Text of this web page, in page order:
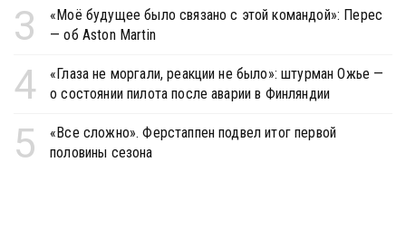
3
«Моё будущее было связано с этой командой»: Перес
— об Aston Martin
4
«Глаза не моргали, реакции не было»: штурман Ожье —
о состоянии пилота после аварии в Финляндии
5
«Все сложно». Ферстаппен подвел итог первой
половины сезона